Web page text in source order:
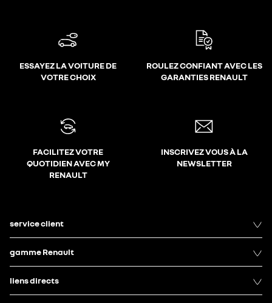
ESSAYEZ LA VOITURE DE
VOTRE CHOIX
ROULEZ CONFIANT AVEC LES
GARANTIES RENAULT
FACILITEZ VOTRE
QUOTIDIEN AVEC MY
RENAULT
INSCRIVEZ VOUS À LA
NEWSLETTER
service client
gamme Renault
liens directs